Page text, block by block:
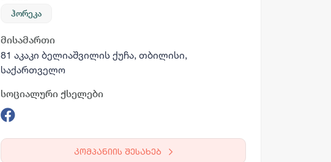
ჰორეკა
მისამართი
81 აკაკი ბელიაშვილის ქუჩა, თბილისი,
საქართველო
სოციალური ქსელები
კომპანიის შესახებ